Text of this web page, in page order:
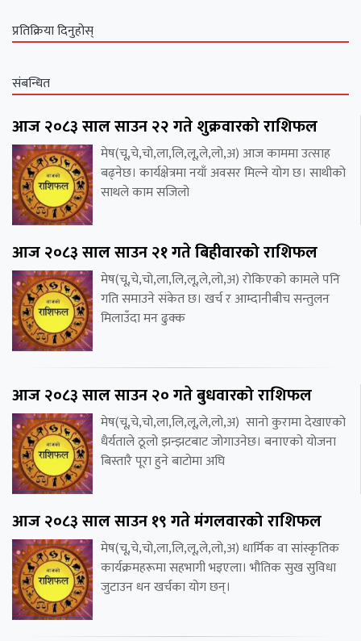
प्रतिक्रिया दिनुहोस्
संबन्धित
आज २०८३ साल साउन २२ गते शुक्रवारको राशिफल
मेष(चू,चे,चो,ला,लि,लू,ले,लो,अ) आज काममा उत्साह
बढ्नेछ। कार्यक्षेत्रमा नयाँ अवसर मिल्ने योग छ। साथीको
साथले काम सजिलो
आज २०८३ साल साउन २१ गते बिहीवारको राशिफल
मेष(चू,चे,चो,ला,लि,लू,ले,लो,अ) रोकिएको कामले पनि
गति समाउने संकेत छ। खर्च र आम्दानीबीच सन्तुलन
मिलाउँदा मन ढुक्क
आज २०८३ साल साउन २० गते बुधवारको राशिफल
मेष(चू,चे,चो,ला,लि,लू,ले,लो,अ) सानो कुरामा देखाएको
धैर्यताले ठूलो झन्झटबाट जोगाउनेछ। बनाएको योजना
बिस्तारै पूरा हुने बाटोमा अघि
आज २०८३ साल साउन १९ गते मंगलवारको राशिफल
मेष(चू,चे,चो,ला,लि,लू,ले,लो,अ) धार्मिक वा सांस्कृतिक
कार्यक्रमहरूमा सहभागी भइएला। भौतिक सुख सुविधा
जुटाउन धन खर्चका योग छन्।